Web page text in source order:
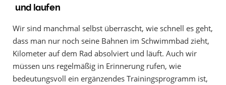
und laufen
Wir sind manchmal selbst überrascht, wie schnell es geht,
dass man nur noch seine Bahnen im Schwimmbad zieht,
Kilometer auf dem Rad absolviert und läuft. Auch wir
müssen uns regelmäßig in Erinnerung rufen, wie
bedeutungsvoll ein ergänzendes Trainingsprogramm ist,